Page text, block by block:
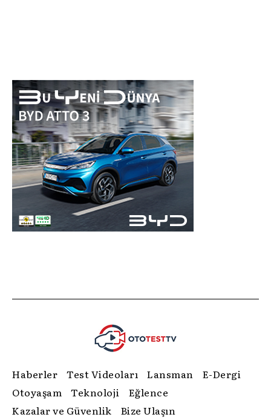
Haberler Test Videoları Lansman
E-Dergi
Otoyaşam
Teknoloji
Eğlence
Kazalar ve Güvenlik
Bize Ulaşın